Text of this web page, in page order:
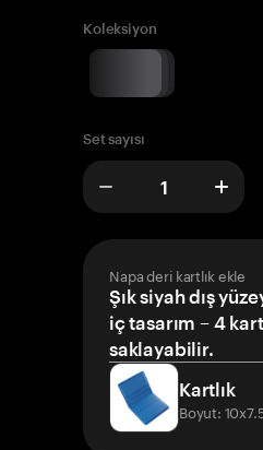
Koleksiyon
Set sayısı
Napa deri kartlık ekle
Şık siyah dış
iç tasarım – 4
saklayabilir.
Kartlık
Boyut: